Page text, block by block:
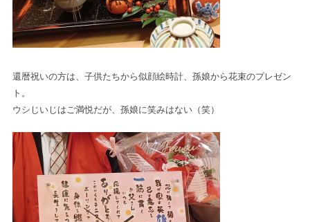
還暦祝いの方は、子供たちから似顔絵時計、孫娘から花束のプレゼン
ト。
ウシじいじはご満悦だが、孫娘に笑みはない（笑）